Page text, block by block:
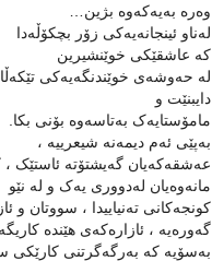
وه‌ره‌ به‌یه‌که‌وه‌ بژین…
له‌ناو ئینجانه‌یه‌کى زۆر بچکۆڵه‌دا
که‌ عاشقێکى خوێنشیرین
له‌ حه‌وشه‌ى خوێندنگه‌یه‌کى
دایبنێت و
مامۆستایه‌ک به‌تاسه‌وه‌ بۆنى بکا.
بەپێی ئەم دیمەنە شیعرییە ،
عەشقەکەیان گەیشتۆتە ئاستێک ،
مانەوەیان لەدووری یەک و لە نێو
کونجەکانی تەنیاییدا ، سووتان و
گەورەیە ، ئازارەکەی هێندە
بەسۆیە کە بەرگەگرتنی کارێکی